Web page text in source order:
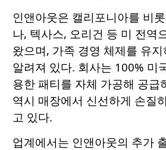
인앤아웃은 캘리포니아를 비
나, 텍사스, 오리건 등 미 전역
왔으며, 가족 경영 체제를 유
알려져 있다. 회사는 100% 미
용한 패티를 자체 가공해 공급
역시 매장에서 신선하게 손질
고 있다.
업계에서는 인앤아웃의 추가